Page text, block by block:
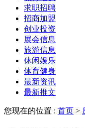
求职招聘
招商加盟
创业投资
展会信息
旅游信息
休闲娱乐
体育健身
最新资讯
最新推文
您现在的位置 : 首页 >